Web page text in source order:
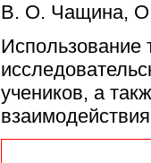
В. О. Чащина,
Использование
учеников, а